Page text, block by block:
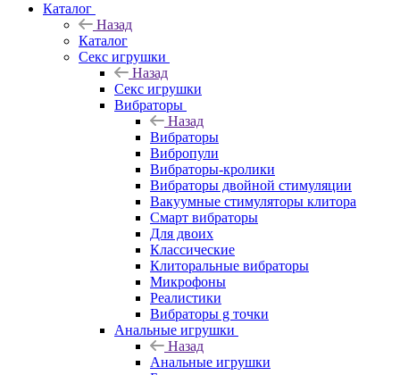
Каталог
Назад
Каталог
Секс игрушки
Назад
Секс игрушки
Вибраторы
Назад
Вибраторы
Вибропули
Вибраторы-кролики
Вибраторы двойной стимуляции
Вакуумные стимуляторы клитора
Смарт вибраторы
Для двоих
Классические
Клиторальные вибраторы
Микрофоны
Реалистики
Вибраторы g точки
Анальные игрушки
Назад
Анальные игрушки